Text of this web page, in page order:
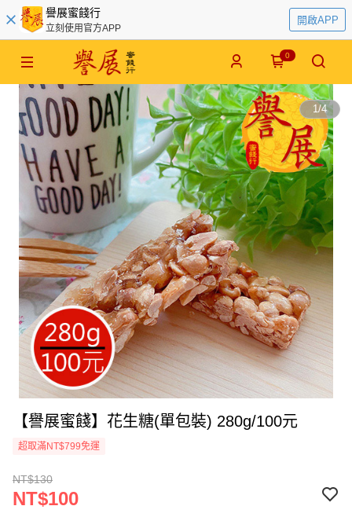
譽展蜜餞行
立刻使用官方APP
開啟APP
0
1/4
【譽展蜜餞】花生糖(單包裝) 280g/100元
超取滿NT$799免運
NT$130
NT$100